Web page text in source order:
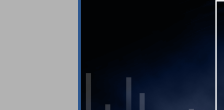
восходящего и «W»
нисходящие
вершин несколько,
Смотрим, как это
указываем на